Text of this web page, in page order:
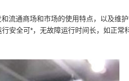
流通商场和市场的使用特点，以及维
安全可*，无故障运行时间长，如正常